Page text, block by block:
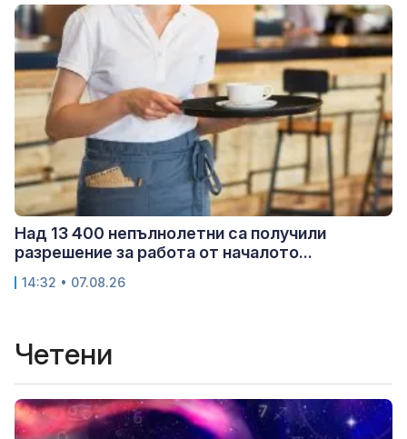
Над 13 400 непълнолетни са получили
разрешение за работа от началото...
14:32 • 07.08.26
Четени